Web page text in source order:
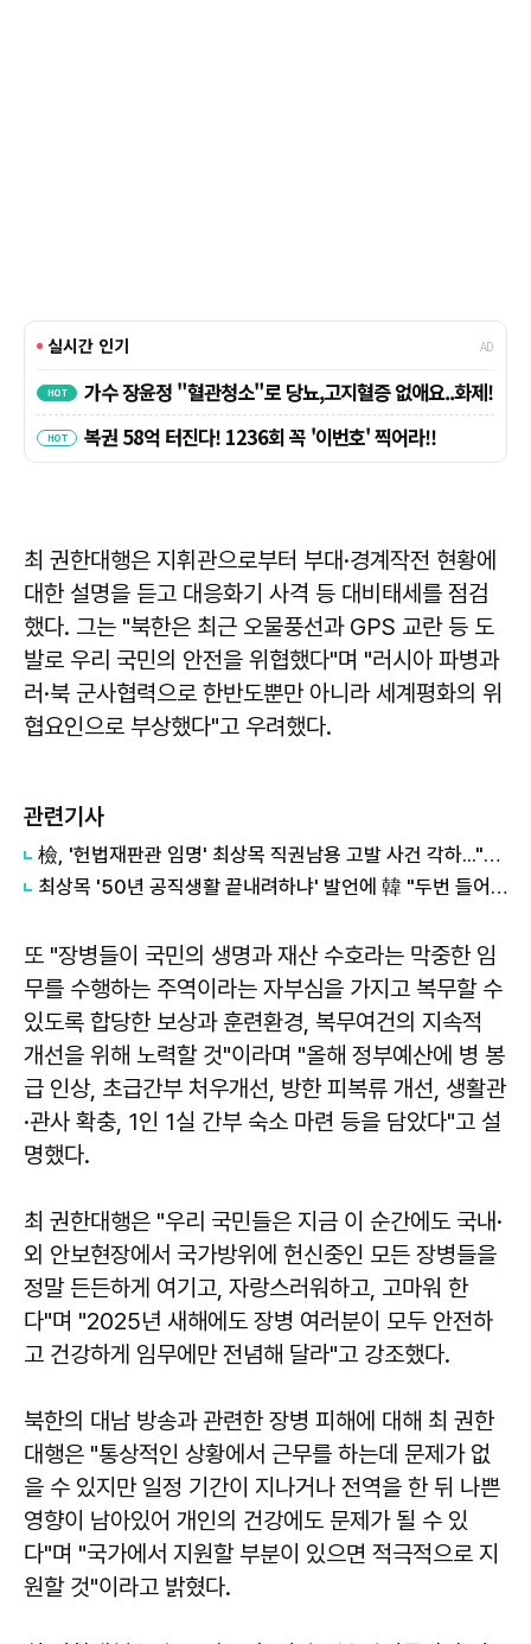
최 권한대행은 지휘관으로부터 부대·경계작전 현황에
대한 설명을 듣고 대응화기 사격 등 대비태세를 점검
했다. 그는 "북한은 최근 오물풍선과 GPS 교란 등 도
발로 우리 국민의 안전을 위협했다"며 "러시아 파병과
러·북 군사협력으로 한반도뿐만 아니라 세계평화의 위
협요인으로 부상했다"고 우려했다.
관련기사
檢, '헌법재판관 임명' 최상목 직권남용 고발 사건 각하..."헌법적 의무 이행"
최상목 '50년 공직생활 끝내려하냐' 발언에 韓 "두번 들어가 모두 만류전달"
또 "장병들이 국민의 생명과 재산 수호라는 막중한 임
무를 수행하는 주역이라는 자부심을 가지고 복무할 수
있도록 합당한 보상과 훈련환경, 복무여건의 지속적
개선을 위해 노력할 것"이라며 "올해 정부예산에 병 봉
급 인상, 초급간부 처우개선, 방한 피복류 개선, 생활관
·관사 확충, 1인 1실 간부 숙소 마련 등을 담았다"고 설
명했다.
최 권한대행은 "우리 국민들은 지금 이 순간에도 국내·
외 안보현장에서 국가방위에 헌신중인 모든 장병들을
정말 든든하게 여기고, 자랑스러워하고, 고마워 한
다"며 "2025년 새해에도 장병 여러분이 모두 안전하
고 건강하게 임무에만 전념해 달라"고 강조했다.
북한의 대남 방송과 관련한 장병 피해에 대해 최 권한
대행은 "통상적인 상황에서 근무를 하는데 문제가 없
을 수 있지만 일정 기간이 지나거나 전역을 한 뒤 나쁜
영향이 남아있어 개인의 건강에도 문제가 될 수 있
다"며 "국가에서 지원할 부분이 있으면 적극적으로 지
원할 것"이라고 밝혔다.